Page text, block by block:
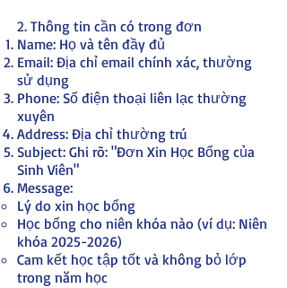
2. Thông tin cần có trong đơn
Name: Họ và tên đầy đủ
Email: Địa chỉ email chính xác, thường
sử dụng
Phone: Số điện thoại liên lạc thường
xuyên
Address: Địa chỉ thường trú
Subject: Ghi rõ: "Đơn Xin Học Bổng của
Sinh Viên"
Message:
Lý do xin học bổng
Học bổng cho niên khóa nào (ví dụ: Niên
khóa 2025-2026)
Cam kết học tập tốt và không bỏ lớp
trong năm học